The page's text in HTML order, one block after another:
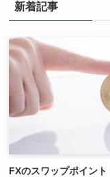
新着記事
FXのスワップポイン